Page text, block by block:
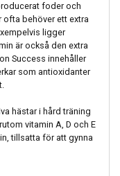
foder och
ofta behöver ett extra
ligger
är också den extra
Success innehåller
som antioxidanter
hästar i hård träning
vitamin A, D och E
tillsatta för att gynna